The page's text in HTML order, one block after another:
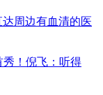
周边有血清的医